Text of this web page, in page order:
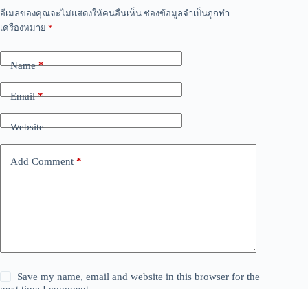
อีเมลของคุณจะไม่แสดงให้คนอื่นเห็น ช่องข้อมูลจำเป็นถูกทำ
เครื่องหมาย *
Name*
Email*
Website
Add Comment *
Save my name, email and website in this browser for the